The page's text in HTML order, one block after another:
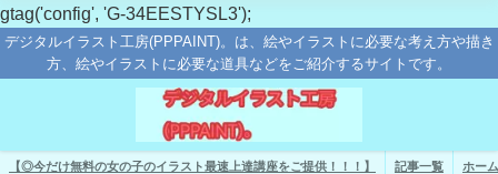
gtag('config', 'G-34EESTYSL3');
デジタルイラスト工房(PPPAINT)。は、絵やイラストに必要な考え方や描き
方、絵やイラストに必要な道具などをご紹介するサイトです。
【◎今だけ無料の女の子のイラスト最速上達講座をご提供！！！】 記事一覧 ホーム